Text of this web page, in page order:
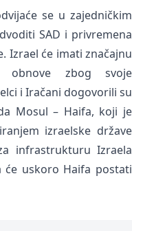
se u zajedničkim
SAD i privremena
Izrael će imati značajnu
zbog svoje
i Iračani dogovorili su
Mosul – Haifa, koji je
izraelske države
infrastrukturu Izraela
će uskoro Haifa postati